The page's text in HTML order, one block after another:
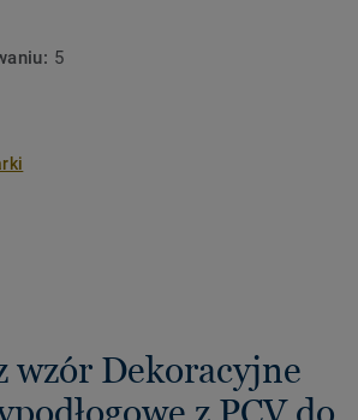
5
wzór Dekoracyjne